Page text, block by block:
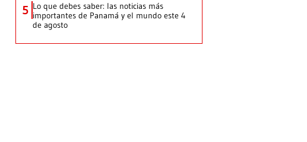
5 Lo que debes saber: las noticias más
importantes de Panamá y el mundo este 4
de agosto